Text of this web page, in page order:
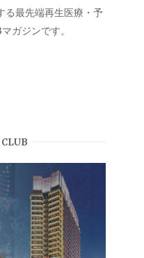
る最先端再生医療・予
ガジンです。